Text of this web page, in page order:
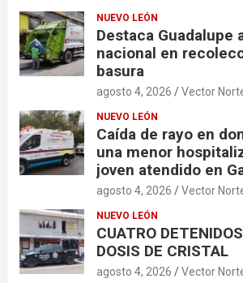
NUEVO LEÓN
Destaca Guadalupe
nacional en
basura
agosto 4, 2026 Vector
NUEVO LEÓN
Caída de rayo en
una menor
joven atendido en
agosto 4, 2026 Vector
NUEVO LEÓN
CUATRO
DOSIS DE CRISTAL
agosto 4, 2026 Vector